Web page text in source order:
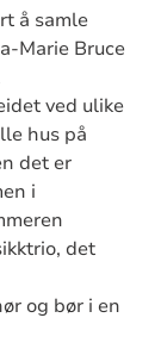
å samle
Marie Bruce
ved ulike
hus på
det er
i
det
og bør i en